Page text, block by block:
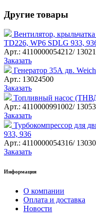
Другие товары
Вентилятор,
TD226, WP6 SDLG 933,
Арт.: 4110000054212/
Заказать
Генератор 35А дв.
Арт.: 13024500
Заказать
Топливный насос
Арт.: 4110000991002/
Заказать
Турбокомпрессор для
933, 936
Арт.: 4110000054316/
Заказать
Информация
О компании
Оплата и доставка
Новости